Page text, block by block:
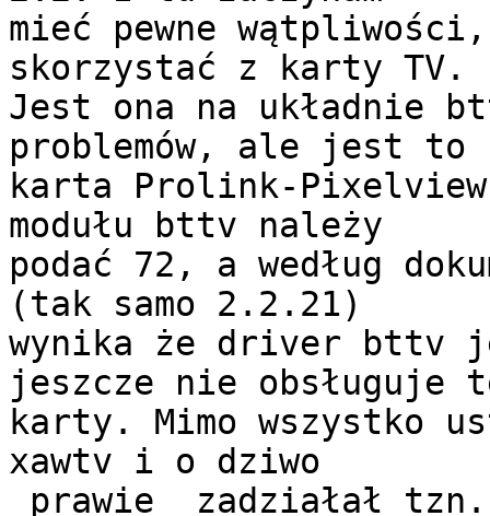
mieć pewne
skorzystać z karty TV.
Jest ona na układnie
problemów, ale jest to
karta Prolink-
modułu bttv należy
podać 72, a według
(tak samo 2.2.21)
wynika że driver bttv
jeszcze nie obsługuje
karty. Mimo wszystko
xawtv i o dziwo
_prawie_ zadziałał